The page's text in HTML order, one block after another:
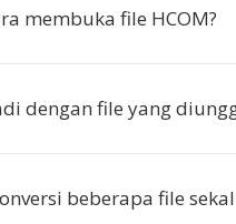
membuka file HCOM?
dengan file yang
beberapa file